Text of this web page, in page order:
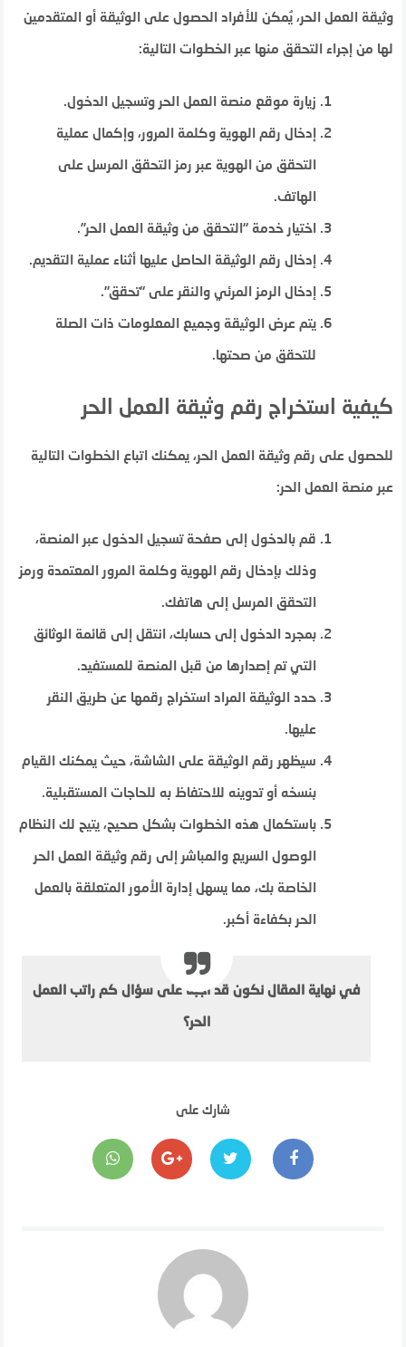
وثيقة العمل الحر، يُمكن للأفراد الحصول على الوثيقة أو المتقدمين
لها من إجراء التحقق منها عبر الخطوات التالية:
زيارة موقع منصة العمل الحر وتسجيل الدخول.
إدخال رقم الهوية وكلمة المرور، وإكمال عملية
التحقق من الهوية عبر رمز التحقق المرسل على
الهاتف.
اختيار خدمة “التحقق من وثيقة العمل الحر”.
إدخال رقم الوثيقة الحاصل عليها أثناء عملية التقديم.
إدخال الرمز المرئي والنقر على “تحقق”.
يتم عرض الوثيقة وجميع المعلومات ذات الصلة
للتحقق من صحتها.
كيفية استخراج رقم وثيقة العمل الحر
للحصول على رقم وثيقة العمل الحر، يمكنك اتباع الخطوات التالية
عبر منصة العمل الحر:
قم بالدخول إلى صفحة تسجيل الدخول عبر المنصة،
وذلك بإدخال رقم الهوية وكلمة المرور المعتمدة ورمز
التحقق المرسل إلى هاتفك.
بمجرد الدخول إلى حسابك، انتقل إلى قائمة الوثائق
التي تم إصدارها من قبل المنصة للمستفيد.
حدد الوثيقة المراد استخراج رقمها عن طريق النقر
عليها.
سيظهر رقم الوثيقة على الشاشة، حيث يمكنك القيام
بنسخه أو تدوينه للاحتفاظ به للحاجات المستقبلية.
باستكمال هذه الخطوات بشكل صحيح، يتيح لك النظام
الوصول السريع والمباشر إلى رقم وثيقة العمل الحر
الخاصة بك، مما يسهل إدارة الأمور المتعلقة بالعمل
الحر بكفاءة أكبر.
في نهاية المقال نكون قد أجبنا على سؤال كم راتب العمل
الحر؟
شارك على